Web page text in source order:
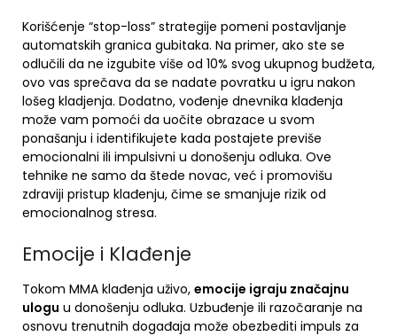
Korišćenje “stop-loss” strategije pomeni postavljanje
automatskih granica gubitaka. Na primer, ako ste se
odlučili da ne izgubite više od 10% svog ukupnog budžeta,
ovo vas sprečava da se nadate povratku u igru nakon
lošeg kladjenja. Dodatno, vođenje dnevnika klađenja
može vam pomoći da uočite obrazace u svom
ponašanju i identifikujete kada postajete previše
emocionalni ili impulsivni u donošenju odluka. Ove
tehnike ne samo da štede novac, već i promovišu
zdraviji pristup klađenju, čime se smanjuje rizik od
emocionalnog stresa.
Emocije i Klađenje
Tokom MMA klađenja uživo, emocije igraju značajnu
ulogu u donošenju odluka. Uzbuđenje ili razočaranje na
osnovu trenutnih događaja može obezbediti impuls za